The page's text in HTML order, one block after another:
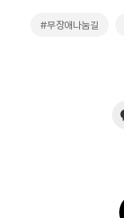
#무장애나눔길